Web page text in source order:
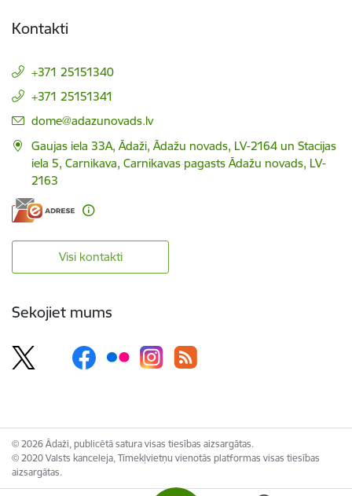
Kontakti
+371 25151340
+371 25151341
E-pasts:
dome@adazunovads.lv
Gaujas iela 33A, Ādaži, Ādažu novads, LV-2164 un Stacijas
iela 5, Carnikava, Carnikavas pagasts Ādažu novads, LV-
2163
Visi kontakti
Sekojiet mums
© 2026 Ādaži, publicētā satura visas tiesības aizsargātas.
© 2020 Valsts kanceleja, Tīmekļvietņu vienotās platformas visas tiesības
aizsargātas.